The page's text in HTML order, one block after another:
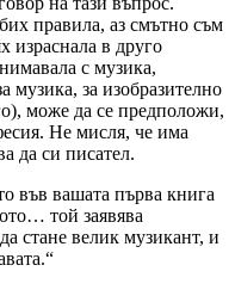
правила, аз смътно съм
израснала в друго
с музика,
музика, за изобразително
може да се предположи,
Не мисля, че има
да си писател.
във вашата първа книга
той заявява
стане велик музикант, и